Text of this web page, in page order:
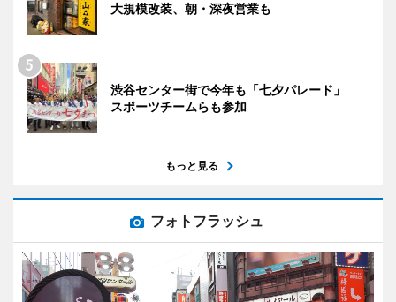
大規模改装、朝・深夜営業も
渋谷センター街で今年も「七夕パレード」
スポーツチームらも参加
もっと見る
フォトフラッシュ